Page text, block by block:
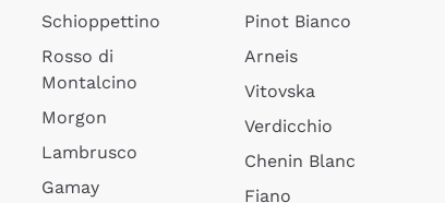
Schioppettino
Rosso di
Montalcino
Morgon
Lambrusco
Gamay
Pinot Bianco
Arneis
Vitovska
Verdicchio
Chenin Blanc
Fiano